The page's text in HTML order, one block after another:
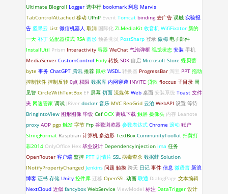
Ultimate Blogroll Logger 选中行 bookmark 利息 Marvis
TabControlAttached 移动 UPnP Event Tomcat binding 去广告 误触 实验报
告 坚果云 List 微信机器人 取消 国际化 ZLMediaKit 收音机 WifiFixator 新的
一天 补丁 适配器模式 RSA 圆形 预备党员 PostSharp 登录 傲梅 电子邮件
InstallUtil Prism Interactivity 容器 WeChat 气泡弹框 视觉状态 安装 手机
MediaServer CustomControl Fody 转换 SDK 自启 Microsoft Store 蝶贝蕾
byte 事务 ChatGPT 腾讯 推荐 鼠标 WSDL 转换器 ProgressBar 淘宝 PPT 拖动
控制软件 控制反转 0点 权限 数据库 内网穿透 INVITE 贷款 floccus 子目录 周
见智 CircleWithTextBox EF 屏幕 切面 流媒体 Web 桌面 安装系统 Toast 文件
夹 网速管家 调试 JRiver docker 音乐 MVC ReoGrid 云泊 WebAPI 设置 等待
BringIntoView 图形图像 毕设 Cef OCX 离线下载 触屏 摄像头 内存 Leanote
proxy AOP pgp 触发 字节 Frp 谷歌浏览器 参数表达式 Chrome 滚动 账户
StringFormat Raspbian 计算机 多边形 TextBox CommunityToolkit 扫黄打
非2014 OnlyOffice Hex 毕业设计 DependencyInjection ima 任务
OpenRouter 客户端 监控 PTT 剧情片 SSL 病毒查杀 数据蛙 Solution
INotifyPropertyChanged Jenkins 问题 触摸 跨天 日记 事件 信息 微语言 新浪
博客 证书 存储 Unity 控件库 迁移 OpenSSL 动画 联通 DialogPage 文本编辑
NextCloud 近似 fancybox WebService ViewModel 标注 DataTrigger 设计